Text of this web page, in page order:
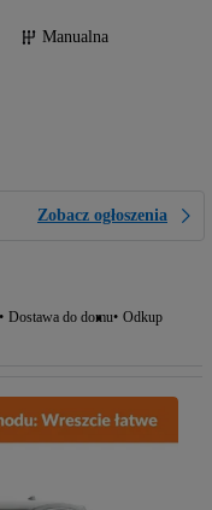
Manualna
Zobacz ogłoszenia
Dostawa do domu Odkup